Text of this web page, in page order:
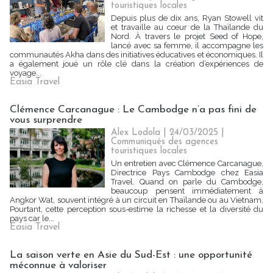
touristiques locales
Depuis plus de dix ans, Ryan Stowell vit
et travaille au cœur de la Thaïlande du
Nord. À travers le projet Seed of Hope,
lancé avec sa femme, il accompagne les
communautés Akha dans des initiatives éducatives et économiques. Il
a également joué un rôle clé dans la création d’expériences de
voyage...
Easia Travel
Clémence Carcanague : Le Cambodge n’a pas fini de
vous surprendre
Alex Lodola | 24/03/2025
Communiqués des agences
touristiques locales
Un entretien avec Clémence Carcanague,
Directrice Pays Cambodge chez Easia
Travel. Quand on parle du Cambodge,
beaucoup pensent immédiatement à
Angkor Wat, souvent intégré à un circuit en Thaïlande ou au Vietnam.
Pourtant, cette perception sous-estime la richesse et la diversité du
pays car le...
Easia Travel
La saison verte en Asie du Sud-Est : une opportunité
méconnue à valoriser